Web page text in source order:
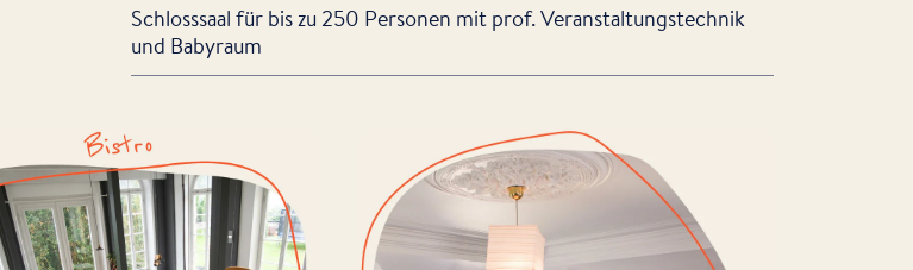
Schlosssaal für bis zu 250 Personen mit prof. Veranstaltungstechnik
und Babyraum